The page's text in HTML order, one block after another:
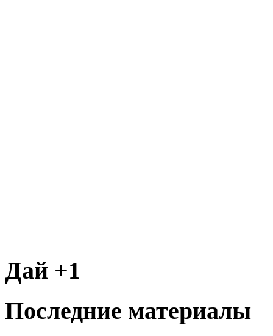
Дай +1
Последние материалы